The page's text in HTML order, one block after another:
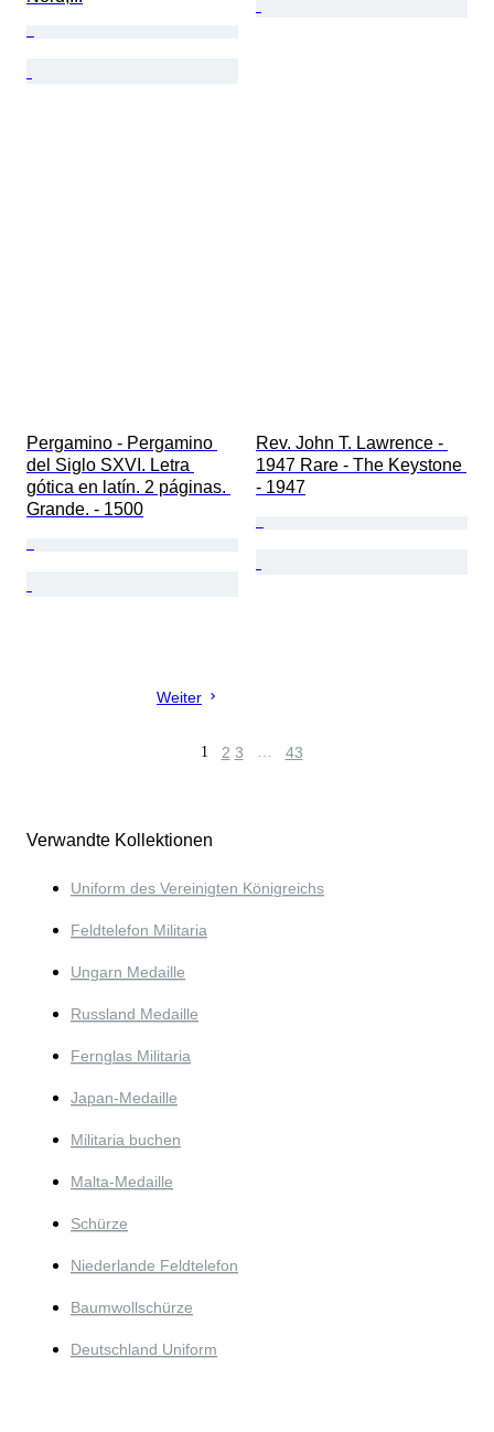
Pergamino - Pergamino
del Siglo SXVI. Letra
gótica en latín. 2 páginas.
Grande. - 1500
Rev. John T. Lawrence -
1947 Rare - The Keystone
- 1947
Weiter
1 2 3 … 43
Verwandte Kollektionen
Uniform des Vereinigten Königreichs
Feldtelefon Militaria
Ungarn Medaille
Russland Medaille
Fernglas Militaria
Japan-Medaille
Militaria buchen
Malta-Medaille
Schürze
Niederlande Feldtelefon
Baumwollschürze
Deutschland Uniform